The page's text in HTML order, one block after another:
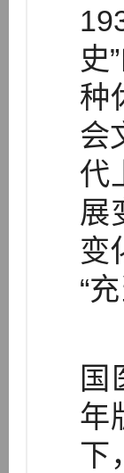
史
种
会
代
展
变
“
国
年
下